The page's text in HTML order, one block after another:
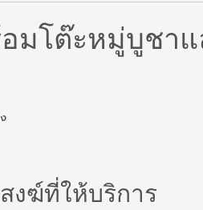
มโต๊ะหมู่บูชา
ฆ์ที่ให้บริการ